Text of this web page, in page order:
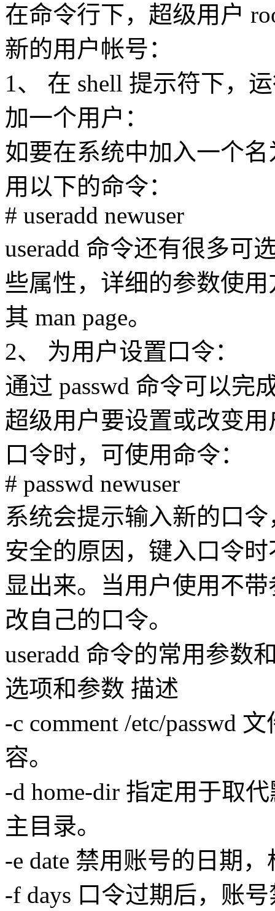
在命令行下，超级用户
新的用户帐号：
1、 在 shell 提示符下，
加一个用户：
如要在系统中加入一个名
用以下的命令：
# useradd newuser
useradd 命令还有很多可
些属性，详细的参数使
其 man page。
2、 为用户设置口令：
通过 passwd 命令可以完
超级用户要设置或改变用
口令时，可使用命令：
# passwd newuser
系统会提示输入新的口
安全的原因，键入口令
显出来。当用户使用不
改自己的口令。
useradd 命令的常用参数
选项和参数 描述
-c comment /etc/passwd
容。
-d home-dir 指定用于取
主目录。
-e date 禁用账号的日期
-f days 口令过期后，账